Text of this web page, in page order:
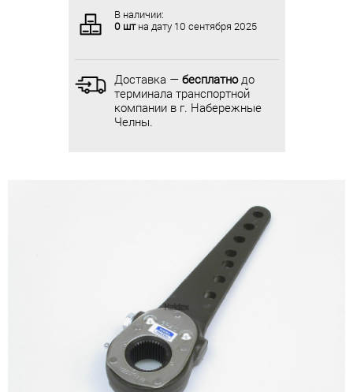
В наличии:
0 штна дату 10 сентября 2025
Доставка — бесплатнодо
терминала транспортной
компании в г. Набережные
Челны.
В наличии:
0 штна дату 10 сентября 2025
Доставка — бесплатнодо
терминала транспортной
компании в г. Набережные
Челны.